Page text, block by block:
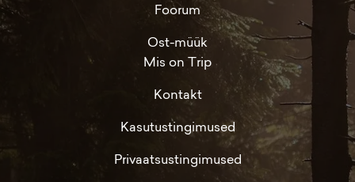
Foorum
Ost-müük
Mis on Trip
Kontakt
Kasutustingimused
Privaatsustingimused